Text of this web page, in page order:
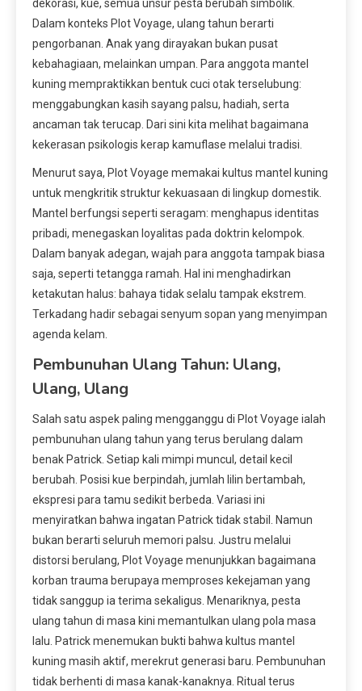
dekorasi, kue, semua unsur pesta berubah simbolik.
Dalam konteks Plot Voyage, ulang tahun berarti
pengorbanan. Anak yang dirayakan bukan pusat
kebahagiaan, melainkan umpan. Para anggota mantel
kuning mempraktikkan bentuk cuci otak terselubung:
menggabungkan kasih sayang palsu, hadiah, serta
ancaman tak terucap. Dari sini kita melihat bagaimana
kekerasan psikologis kerap kamuflase melalui tradisi.
Menurut saya, Plot Voyage memakai kultus mantel kuning
untuk mengkritik struktur kekuasaan di lingkup domestik.
Mantel berfungsi seperti seragam: menghapus identitas
pribadi, menegaskan loyalitas pada doktrin kelompok.
Dalam banyak adegan, wajah para anggota tampak biasa
saja, seperti tetangga ramah. Hal ini menghadirkan
ketakutan halus: bahaya tidak selalu tampak ekstrem.
Terkadang hadir sebagai senyum sopan yang menyimpan
agenda kelam.
Pembunuhan Ulang Tahun: Ulang,
Ulang, Ulang
Salah satu aspek paling mengganggu di Plot Voyage ialah
pembunuhan ulang tahun yang terus berulang dalam
benak Patrick. Setiap kali mimpi muncul, detail kecil
berubah. Posisi kue berpindah, jumlah lilin bertambah,
ekspresi para tamu sedikit berbeda. Variasi ini
menyiratkan bahwa ingatan Patrick tidak stabil. Namun
bukan berarti seluruh memori palsu. Justru melalui
distorsi berulang, Plot Voyage menunjukkan bagaimana
korban trauma berupaya memproses kekejaman yang
tidak sanggup ia terima sekaligus. Menariknya, pesta
ulang tahun di masa kini memantulkan ulang pola masa
lalu. Patrick menemukan bukti bahwa kultus mantel
kuning masih aktif, merekrut generasi baru. Pembunuhan
tidak berhenti di masa kanak-kanaknya. Ritual terus